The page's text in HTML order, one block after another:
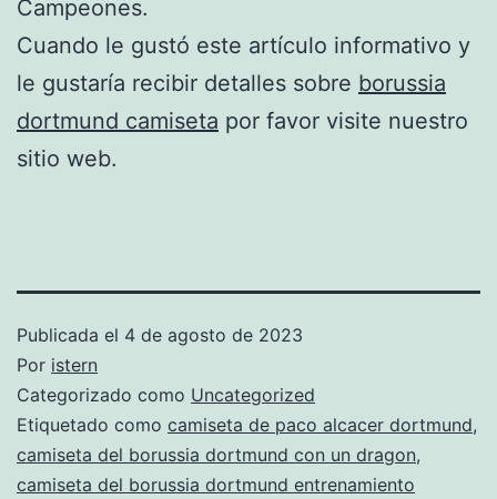
Campeones.
Cuando le gustó este artículo informativo y
le gustaría recibir detalles sobre borussia
dortmund camiseta por favor visite nuestro
sitio web.
Publicada el 4 de agosto de 2023
Por istern
Categorizado como Uncategorized
Etiquetado como camiseta de paco alcacer dortmund,
camiseta del borussia dortmund con un dragon,
camiseta del borussia dortmund entrenamiento